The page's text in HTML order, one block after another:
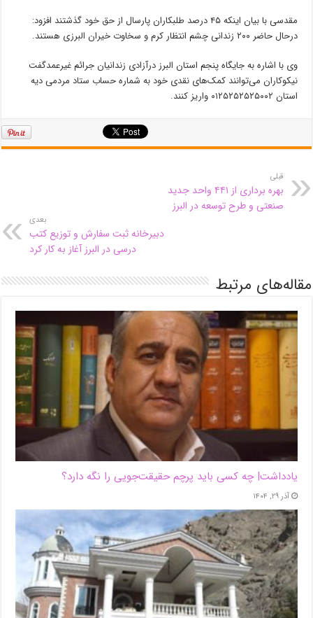
مقدسی با بیان اینکه ۴۵ درصد طلبکاران پارسال از حق خود گذشتند افزود:
درحال حاضر ۲۰۰ زندانی چشم انتظار کرم و سخاوت خیران البرزی هستند.
وی با اشاره به جایگاه پنجم استان البرز درآزادی زندانیان جرائم غیرعمدگفت
نیکوکاران می‌توانند کمک‌های نقدی خود به شماره حساب ستاد مردمی دیه
استان ۰۱۲۵۲۵۲۵۲۵۰۰۲ واریز کنند.
قبلی
بهره برداری از ۴۴۱ واحد جدید
صنعتی و طرح توسعه در البرز
بعدی
دبیرخانه ثبت سفارش و توزیع کتب
درسی در البرز آغاز به کار کرد
مقاله‌های مرتبط
یادداشت| ‌چه کسی باید پرچم حقیقت‌جویی را نگه دارد؟
آذر ۲۹, ۱۴۰۴